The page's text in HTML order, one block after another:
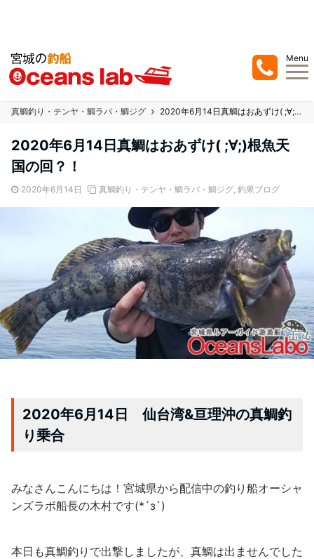
Menu
真鯛釣り・テンヤ・鯛ラバ・鯛ジグ 2020年6月14日真鯛はおあずけ( ;∀;)根魚天国の回？！
2020年6月14日真鯛はおあずけ( ;∀;)根魚天
国の回？！
2020年6月14日 真鯛釣り・テンヤ・鯛ラバ・鯛ジグ, 釣果ブログ
2020年6月14日 仙台湾&亘理沖の真鯛釣
り乗合
みなさんこんにちは！宮城県から配信中の釣り船オーシャ
ンズラボ船長の木村です(*´з`)
本日も真鯛釣りで出撃しましたが、真鯛は出ませんでした